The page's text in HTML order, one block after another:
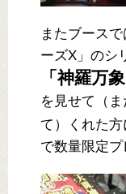
またブース
ーズX」のシ
「神羅万
を見せて（
て）くれた方
で数量限定プ